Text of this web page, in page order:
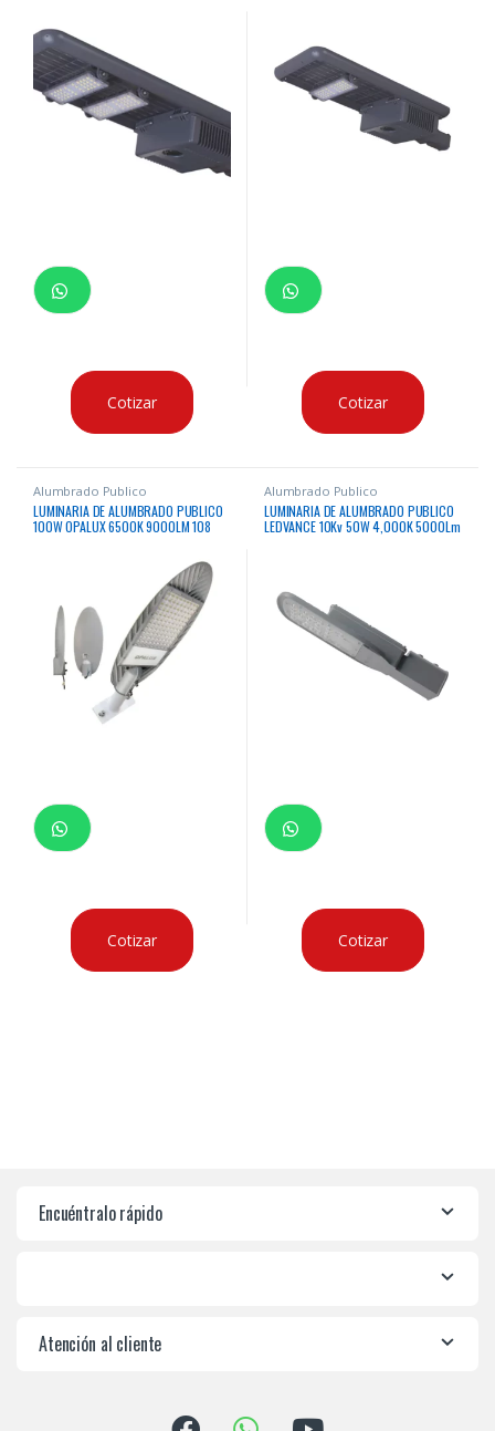
Cotizar Cotizar
Alumbrado Publico
LUMINARIA DE ALUMBRADO PUBLICO
100W OPALUX 6500K 9000LM 108
Cotizar
Alumbrado Publico
LUMINARIA DE ALUMBRADO PUBLICO
LEDVANCE 10Kv 50W 4,000K 5000Lm
Cotizar
Encuéntralo rápido
Atención al cliente